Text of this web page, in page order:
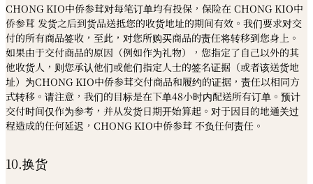
CHONG KIO中侨参茸对每笔订单均有投保，保险在 CHONG KIO中
侨参茸 发货之后到货品送抵您的收货地址的期间有效。我们要求对交
付的所有商品签收，至此，对您所购买商品的责任将转移到您身上。
如果由于交付商品的原因（例如作为礼物），您指定了自己以外的其
他收货人，则您承认他们或他们指定人士的签名证据（或者该送货地
址）为CHONG KIO中侨参茸交付商品和履约的证据，责任以相同方
式转移。请注意，我们的目标是在下单48小时内配送所有订单。预计
交付时间仅作为参考，并从发货日期开始算起。对于因目的地通关过
程造成的任何延迟，CHONG KIO中侨参茸 不负任何责任。
10.换货